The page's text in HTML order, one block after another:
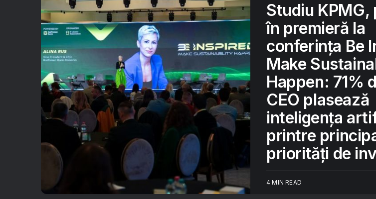
Studiu KPMG,
în premieră la
conferința Be
Make
Happen: 71%
CEO plasează
inteligența
printre
priorități de
4 MIN READ